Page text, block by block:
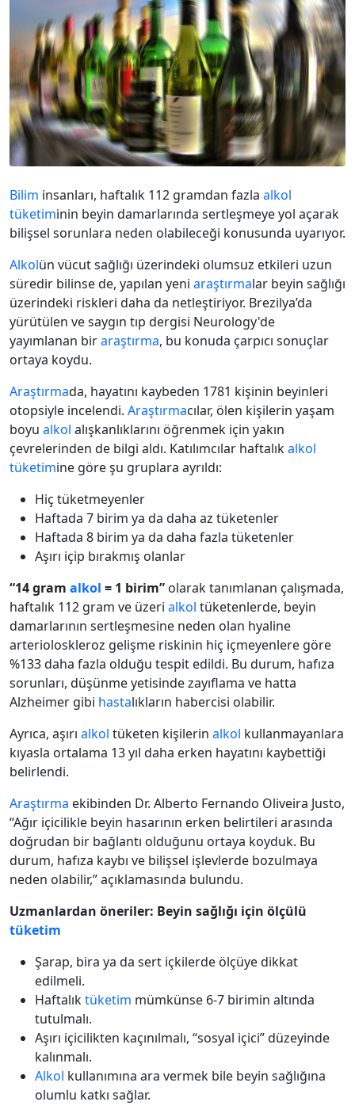
Bilim insanları, haftalık 112 gramdan fazla alkol
tüketiminin beyin damarlarında sertleşmeye yol açarak
bilişsel sorunlara neden olabileceği konusunda uyarıyor.
Alkolün vücut sağlığı üzerindeki olumsuz etkileri uzun
süredir bilinse de, yapılan yeni araştırmalar beyin sağlığı
üzerindeki riskleri daha da netleştiriyor. Brezilya’da
yürütülen ve saygın tıp dergisi Neurology'de
yayımlanan biraraştırma, bu konuda çarpıcı sonuçlar
ortaya koydu.
Araştırmada, hayatını kaybeden 1781 kişinin beyinleri
otopsiyle incelendi. Araştırmacılar, ölen kişilerin yaşam
boyu alkol alışkanlıklarını öğrenmek için yakın
çevrelerinden de bilgi aldı. Katılımcılar haftalıkalkol
tüketimine göre şu gruplara ayrıldı:
Hiç tüketmeyenler
Haftada 7 birim ya da daha az tüketenler
Haftada 8 birim ya da daha fazla tüketenler
Aşırı içip bırakmış olanlar
“14 gram alkol = 1 birim” olarak tanımlanan çalışmada,
haftalık 112 gram ve üzeri alkol tüketenlerde, beyin
damarlarının sertleşmesine neden olan hyaline
arterioloskleroz gelişme riskinin hiç içmeyenlere göre
%133 daha fazla olduğu tespit edildi. Bu durum, hafıza
sorunları, düşünme yetisinde zayıflama ve hatta
Alzheimer gibi hastalıkların habercisi olabilir.
Ayrıca, aşırı alkol tüketen kişilerin alkol kullanmayanlara
kıyasla ortalama 13 yıl daha erken hayatını kaybettiği
belirlendi.
Araştırma ekibinden Dr. Alberto Fernando Oliveira Justo,
“Ağır içicilikle beyin hasarının erken belirtileri arasında
doğrudan bir bağlantı olduğunu ortaya koyduk. Bu
durum, hafıza kaybı ve bilişsel işlevlerde bozulmaya
neden olabilir,” açıklamasında bulundu.
Uzmanlardan öneriler: Beyin sağlığı için ölçülü
tüketim
Şarap, bira ya da sert içkilerde ölçüye dikkat
edilmeli.
Haftalıktüketim mümkünse 6-7 birimin altında
tutulmalı.
Aşırı içicilikten kaçınılmalı, “sosyal içici” düzeyinde
kalınmalı.
Alkol kullanımına ara vermek bile beyin sağlığına
olumlu katkı sağlar.